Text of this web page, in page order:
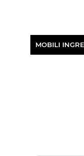
MOBILI